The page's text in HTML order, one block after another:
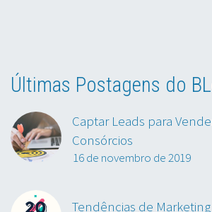
Últimas Postagens do
Captar Leads para
Consórcios
16 de novembro de 2019
Tendências de